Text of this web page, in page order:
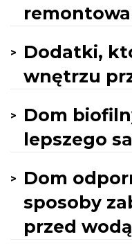
Dodatki,
wnętrzu
Dom
lepszego
Dom
sposoby
przed wodą